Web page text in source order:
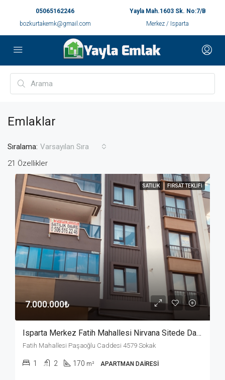
05065162246
bozkurtakemk@gmail.com
Yayla Mah.1603 Sk. No:7/B
Merkez / Isparta
Emlaklar
21 Özellikler
Sıralama: Varsayılan Sıra
SATILIK FIRSAT TEKLIFI
7.000.000₺
Isparta Merkez Fatih Mahallesi Nirvana Sitede Daire
Fatih Mahallesi Paşaoğlu Caddesi 4579 Sokak
1 2 170 m² APARTMAN DAIRESI